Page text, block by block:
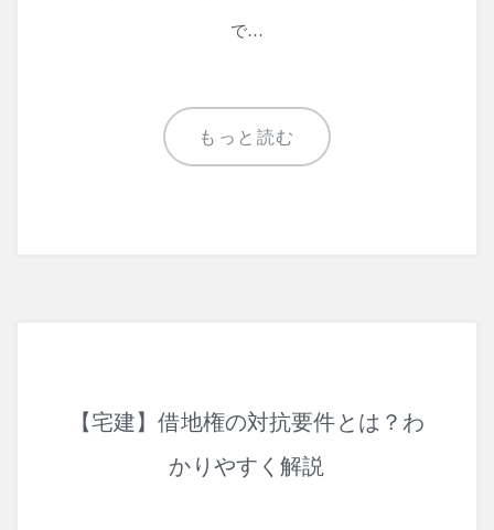
で…
もっと読む
【宅建】借地権の対抗要件とは？わ
かりやすく解説